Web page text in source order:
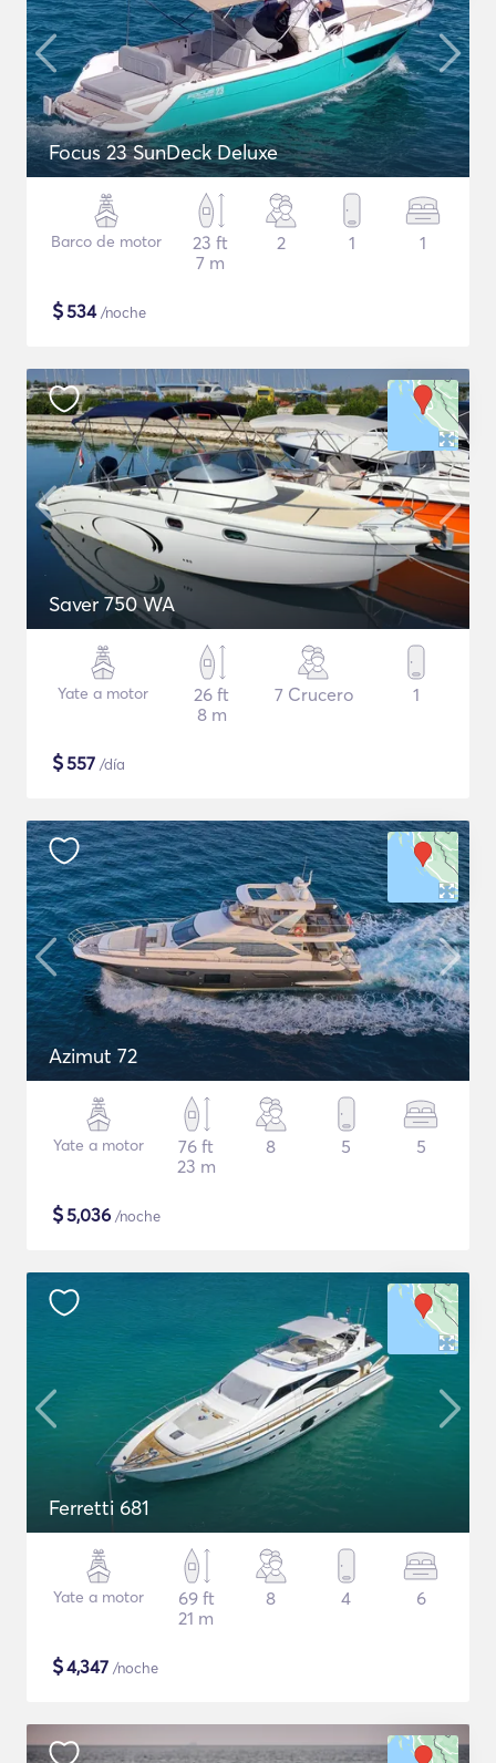
Focus 23 SunDeck Deluxe
Barco de motor
23 ft
7 m
2 1 1
$534/noche
Saver 750 WA
Yate a motor
26 ft
8 m
7 Crucero 1
$557 /día
Azimut 72
Yate a motor
76 ft
23 m
8 5 5
$5,036 /noche
Ferretti 681
Yate a motor
69 ft
21 m
8 4 6
$4,347 /noche